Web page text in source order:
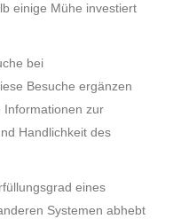
einige Mühe investiert
bei
Besuche ergänzen
Informationen zur
Handlichkeit des
eines
Systemen abhebt